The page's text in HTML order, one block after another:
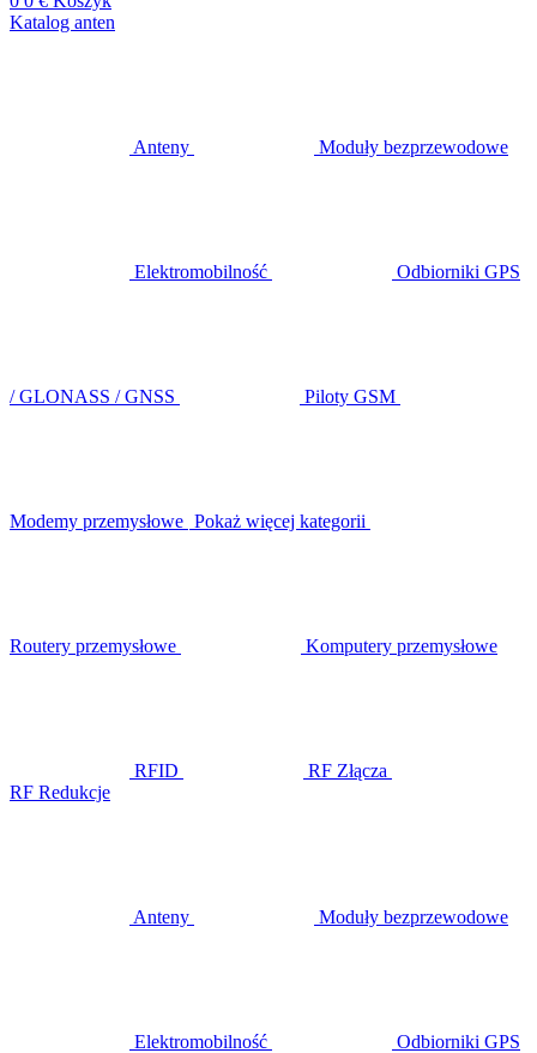
Katalog anten
Anteny Moduły bezprzewodowe
Elektromobilność Odbiorniki GPS
/ GLONASS / GNSS Piloty GSM
Modemy przemysłowe Pokaż więcej kategorii
Routery przemysłowe Komputery przemysłowe
RFID
RF Złącza
RF Redukcje
Anteny Moduły bezprzewodowe
Elektromobilność Odbiorniki GPS